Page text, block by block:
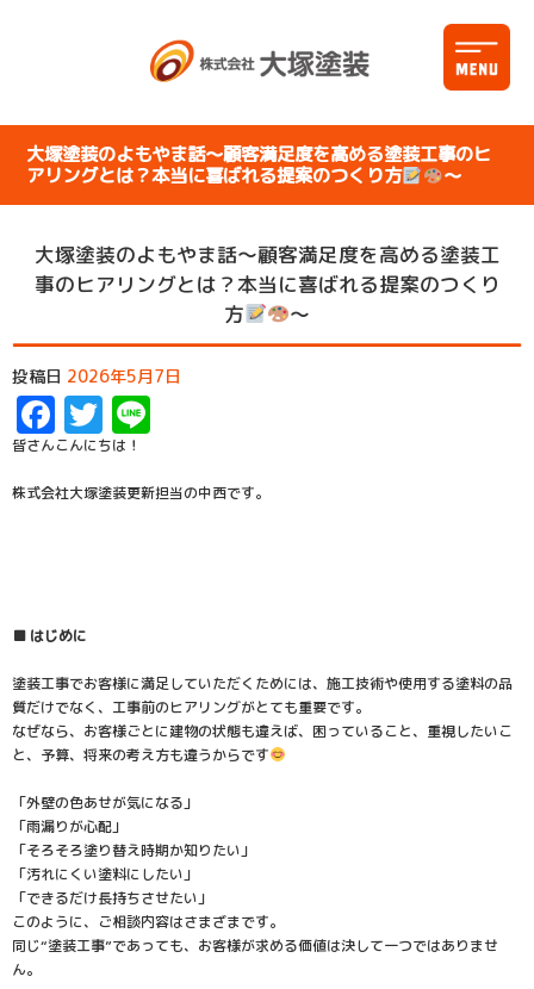
大塚塗装のよもやま話～顧客満足度を高める塗装工事のヒ
アリングとは？本当に喜ばれる提案のつくり方
～
大塚塗装のよもやま話～顧客満足度を高める塗装工
事のヒアリングとは？本当に喜ばれる提案のつくり
方
～
投稿日 2026年5月7日
Facebook
Twitter
皆さんこんにちは！
株式会社大塚塗装更新担当の中西です。
■ はじめに
塗装工事でお客様に満足していただくためには、施工技術や使用する塗料の品
質だけでなく、工事前のヒアリングがとても重要です。
なぜなら、お客様ごとに建物の状態も違えば、困っていること、重視したいこ
と、予算、将来の考え方も違うからです
「外壁の色あせが気になる」
「雨漏りが心配」
「そろそろ塗り替え時期か知りたい」
「汚れにくい塗料にしたい」
「できるだけ長持ちさせたい」
このように、ご相談内容はさまざまです。
同じ“塗装工事”であっても、お客様が求める価値は決して一つではありませ
ん。